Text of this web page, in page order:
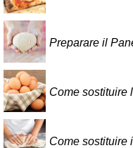
Preparare il
Come sostituire
Come sostituire